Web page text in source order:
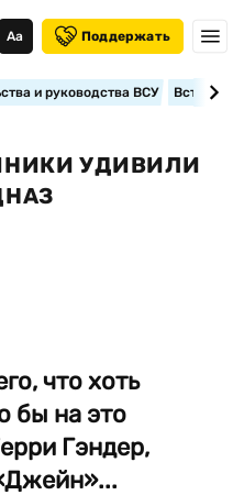
Аа Поддержать
и руководства ВСУ
УДИВИЛИ
что хоть
бы на это
Гэндер,